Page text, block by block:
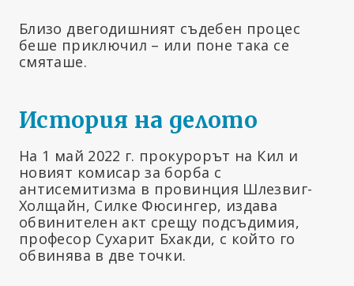
Близо двегодишният съдебен процес
беше приключил – или поне така се
смяташе.
История на делото
На 1 май 2022 г. прокурорът на Кил и
новият комисар за борба с
антисемитизма в провинция Шлезвиг-
Холщайн, Силке Фюсингер, издава
обвинителен акт срещу подсъдимия,
професор Сухарит Бхакди, с който го
обвинява в две точки.